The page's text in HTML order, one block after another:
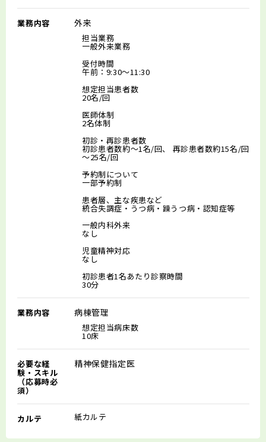
業務内容 外来
担当業務
一般外来業務
受付時間
午前：9:30～11:30
想定担当患者数
20名/回
医師体制
2名体制
初診・再診患者数
初診患者数約～1名/回、 再診患者数約15名/回
～25名/回
予約制について
一部予約制
患者層、主な疾患など
統合失調症・うつ病・躁うつ病・認知症等
一般内科外来
なし
児童精神対応
なし
初診患者1名あたり診察時間
30分
業務内容 病棟管理
想定担当病床数
10床
必要な経
験・スキル
（応募時必
須）
精神保健指定医
カルテ 紙カルテ